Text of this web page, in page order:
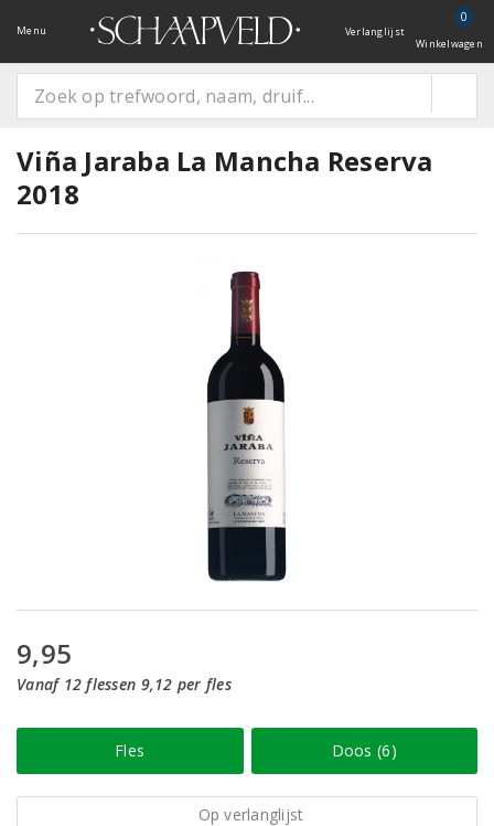
Menu Verlanglijst
0
Winkelwagen
Viña Jaraba La Mancha Reserva
2018
9,95
Vanaf 12 flessen 9,12 per fles
Fles Doos (6)
Op verlanglijst